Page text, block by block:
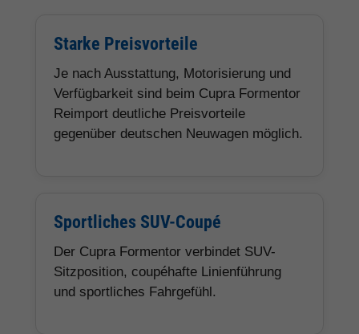
Starke Preisvorteile
Je nach Ausstattung, Motorisierung und
Verfügbarkeit sind beim Cupra Formentor
Reimport deutliche Preisvorteile
gegenüber deutschen Neuwagen möglich.
Sportliches SUV-Coupé
Der Cupra Formentor verbindet SUV-
Sitzposition, coupéhafte Linienführung
und sportliches Fahrgefühl.